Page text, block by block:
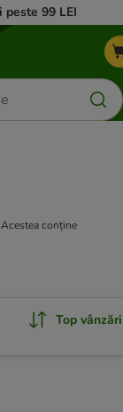
peste 99 LEI
conține
Top vânzări